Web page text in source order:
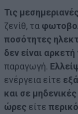
Τις
ζενίθ, τα
ποσότητες
δεν είναι αρκετή
παραγωγή.
ενέργεια είτε
και σε
ώρες είτε